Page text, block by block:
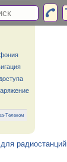
Телеком
радиостанций